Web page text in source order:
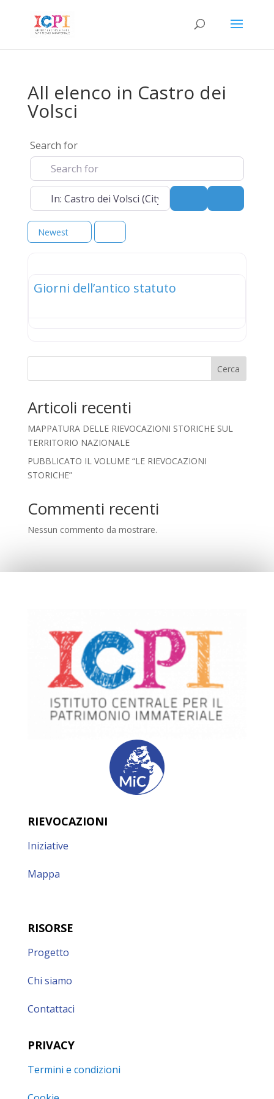
All elenco in Castro dei
Volsci
Search for
Near
Newest
Giorni dell’antico statuto
Cerca
Articoli recenti
MAPPATURA DELLE RIEVOCAZIONI STORICHE SUL
TERRITORIO NAZIONALE
PUBBLICATO IL VOLUME “LE RIEVOCAZIONI
STORICHE”
Commenti recenti
Nessun commento da mostrare.
RIEVOCAZIONI
Iniziative
Mappa
RISORSE
Progetto
Chi siamo
Contattaci
PRIVACY
Termini e condizioni